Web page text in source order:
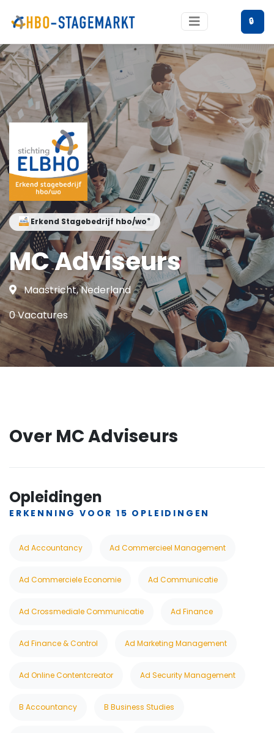
🔒
Erkend Stagebedrijf hbo/wo®
MC Adviseurs
Maastricht, Nederland
0 Vacatures
Over MC Adviseurs
Opleidingen
ERKENNING VOOR 15 OPLEIDINGEN
Ad Accountancy Ad Commercieel Management
Ad Commerciele Economie Ad Communicatie
Ad Crossmediale Communicatie Ad Finance
Ad Finance & Control Ad Marketing Management
Ad Online Contentcreator Ad Security Management
B Accountancy B Business Studies